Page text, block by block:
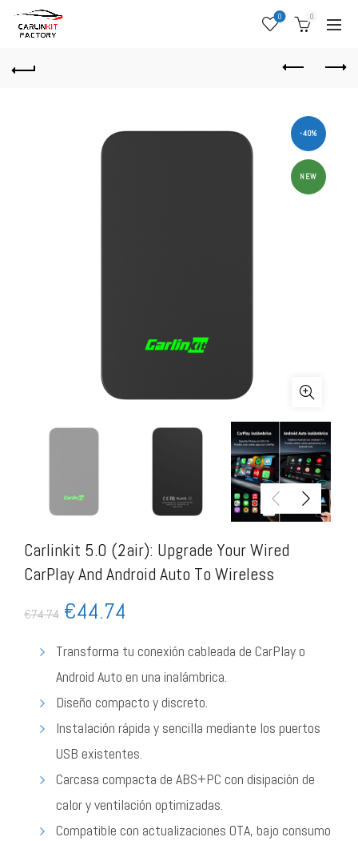
0 0
-40%
NEW
Carlinkit 5.0 (2air): Upgrade Your Wired
CarPlay And Android Auto To Wireless
€74.74 €44.74
Transforma tu conexión cableada de CarPlay o
Android Auto en una inalámbrica.
Diseño compacto y discreto.
Instalación rápida y sencilla mediante los puertos
USB existentes.
Carcasa compacta de ABS+PC con disipación de
calor y ventilación optimizadas.
Compatible con actualizaciones OTA, bajo consumo